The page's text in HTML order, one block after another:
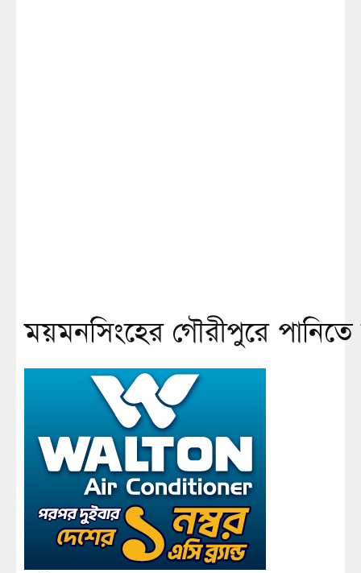
ময়মনসিংহের গৌরীপুরে